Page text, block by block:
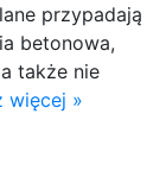
przypadają
betonowa,
także nie
więcej »